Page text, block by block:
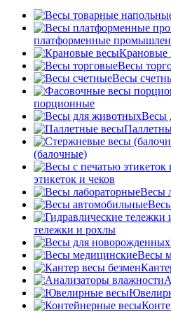
платформенные
Крановые
Весы
Весы
порционные
Весы
(балочные)
этикеток и чеков
Весы
тележки и рохлы
Весы